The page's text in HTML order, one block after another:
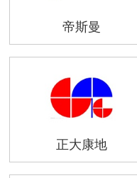
帝斯曼
正大康地